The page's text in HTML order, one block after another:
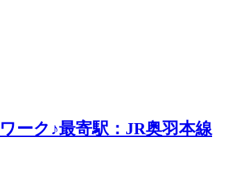
ーク♪最寄駅：JR奥羽本線